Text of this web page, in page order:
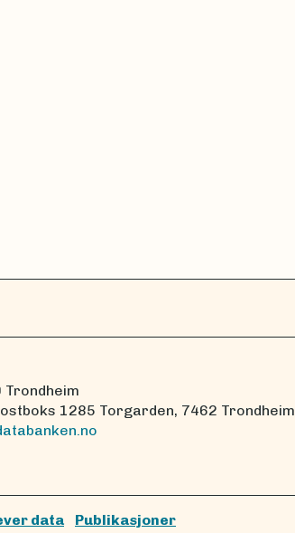
Trondheim
1285 Torgarden, 7462 Trondheim
data Publikasjoner